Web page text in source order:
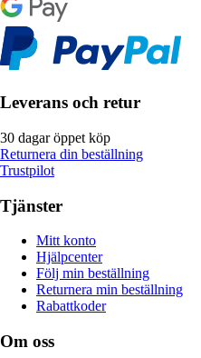
Leverans och retur
30 dagar öppet köp
Returnera din beställning
Trustpilot
Tjänster
Mitt konto
Hjälpcenter
Följ min beställning
Returnera min beställning
Rabattkoder
Om oss